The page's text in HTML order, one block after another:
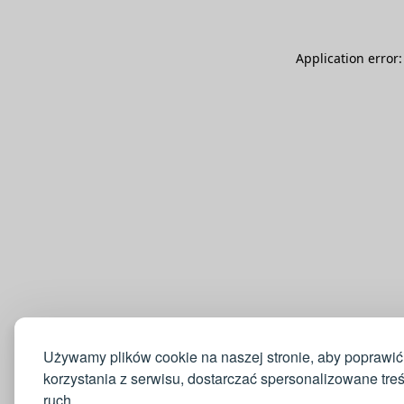
Używamy plików cookie na naszej stronie, aby
korzystania z serwisu, dostarczać spersonalizowane
Application